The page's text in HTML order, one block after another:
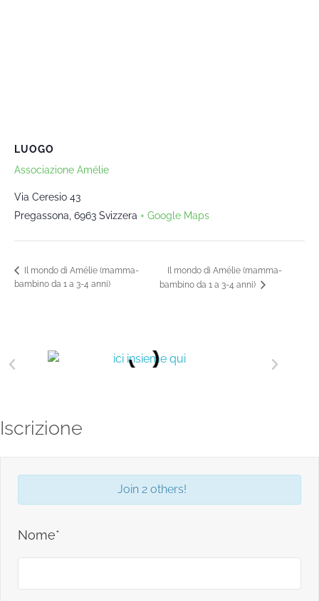
LUOGO
Associazione Amélie
Via Ceresio 43
Pregassona 6963 Svizzera + Google Maps
Il mondo di Amélie (mamma-
bambino da 1 a 3-4 anni)
Il mondo di Amélie (mamma-
bambino da 1 a 3-4 anni)
Iscrizione
Join 2 others!
Nome*